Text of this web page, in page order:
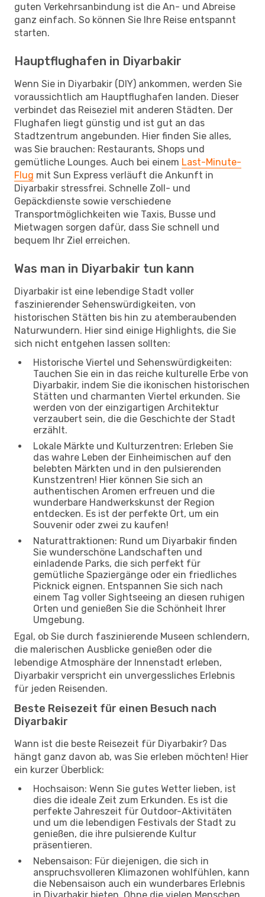
guten Verkehrsanbindung ist die An- und Abreise
ganz einfach. So können Sie Ihre Reise entspannt
starten.
Hauptflughafen in Diyarbakir
Wenn Sie in Diyarbakir (DIY) ankommen, werden Sie
voraussichtlich am Hauptflughafen landen. Dieser
verbindet das Reiseziel mit anderen Städten. Der
Flughafen liegt günstig und ist gut an das
Stadtzentrum angebunden. Hier finden Sie alles,
was Sie brauchen: Restaurants, Shops und
gemütliche Lounges. Auch bei einem Last-Minute-
Flug mit Sun Express verläuft die Ankunft in
Diyarbakir stressfrei. Schnelle Zoll- und
Gepäckdienste sowie verschiedene
Transportmöglichkeiten wie Taxis, Busse und
Mietwagen sorgen dafür, dass Sie schnell und
bequem Ihr Ziel erreichen.
Was man in Diyarbakir tun kann
Diyarbakir ist eine lebendige Stadt voller
faszinierender Sehenswürdigkeiten, von
historischen Stätten bis hin zu atemberaubenden
Naturwundern. Hier sind einige Highlights, die Sie
sich nicht entgehen lassen sollten:
Historische Viertel und Sehenswürdigkeiten:
Tauchen Sie ein in das reiche kulturelle Erbe von
Diyarbakir, indem Sie die ikonischen historischen
Stätten und charmanten Viertel erkunden. Sie
werden von der einzigartigen Architektur
verzaubert sein, die die Geschichte der Stadt
erzählt.
Lokale Märkte und Kulturzentren: Erleben Sie
das wahre Leben der Einheimischen auf den
belebten Märkten und in den pulsierenden
Kunstzentren! Hier können Sie sich an
authentischen Aromen erfreuen und die
wunderbare Handwerkskunst der Region
entdecken. Es ist der perfekte Ort, um ein
Souvenir oder zwei zu kaufen!
Naturattraktionen: Rund um Diyarbakir finden
Sie wunderschöne Landschaften und
einladende Parks, die sich perfekt für
gemütliche Spaziergänge oder ein friedliches
Picknick eignen. Entspannen Sie sich nach
einem Tag voller Sightseeing an diesen ruhigen
Orten und genießen Sie die Schönheit Ihrer
Umgebung.
Egal, ob Sie durch faszinierende Museen schlendern,
die malerischen Ausblicke genießen oder die
lebendige Atmosphäre der Innenstadt erleben,
Diyarbakir verspricht ein unvergessliches Erlebnis
für jeden Reisenden.
Beste Reisezeit für einen Besuch nach
Diyarbakir
Wann ist die beste Reisezeit für Diyarbakir? Das
hängt ganz davon ab, was Sie erleben möchten! Hier
ein kurzer Überblick:
Hochsaison: Wenn Sie gutes Wetter lieben, ist
dies die ideale Zeit zum Erkunden. Es ist die
perfekte Jahreszeit für Outdoor-Aktivitäten
und um die lebendigen Festivals der Stadt zu
genießen, die ihre pulsierende Kultur
präsentieren.
Nebensaison: Für diejenigen, die sich in
anspruchsvolleren Klimazonen wohlfühlen, kann
die Nebensaison auch ein wunderbares Erlebnis